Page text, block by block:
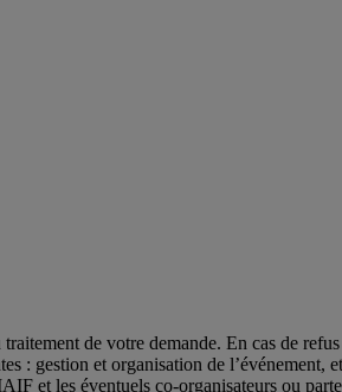
de votre demande. En cas de
: gestion et organisation de l’événement,
et les éventuels co-organisateurs ou